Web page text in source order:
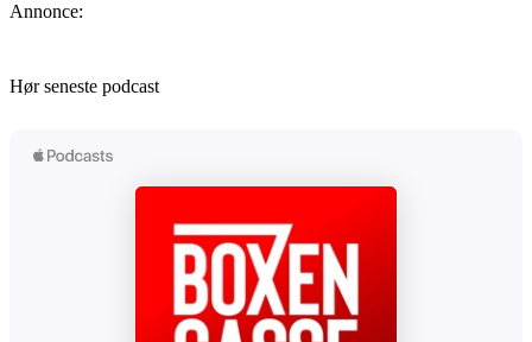
Annonce:
Hør seneste podcast